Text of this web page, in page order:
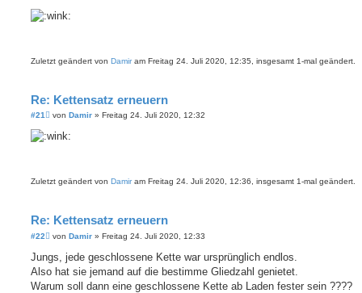
i
Zuletzt geändert von Damiram Freitag 24. Juli 2020, 12:35, insgesamt 1-mal geändert.
Re: Kettensatz erneuern
#21
B
i
von Damir » Freitag 24. Juli 2020, 12:32
Zuletzt geändert von Damiram Freitag 24. Juli 2020, 12:36, insgesamt 1-mal geändert.
Re: Kettensatz erneuern
#22
B
i
t
r
a
von Damir » Freitag 24. Juli 2020, 12:33
Jungs, jede geschlossene Kette war ursprünglich endlos.
Also hat sie jemand auf die bestimme Gliedzahl genietet.
Warum soll dann eine geschlossene Kette ab Laden fester sein ????